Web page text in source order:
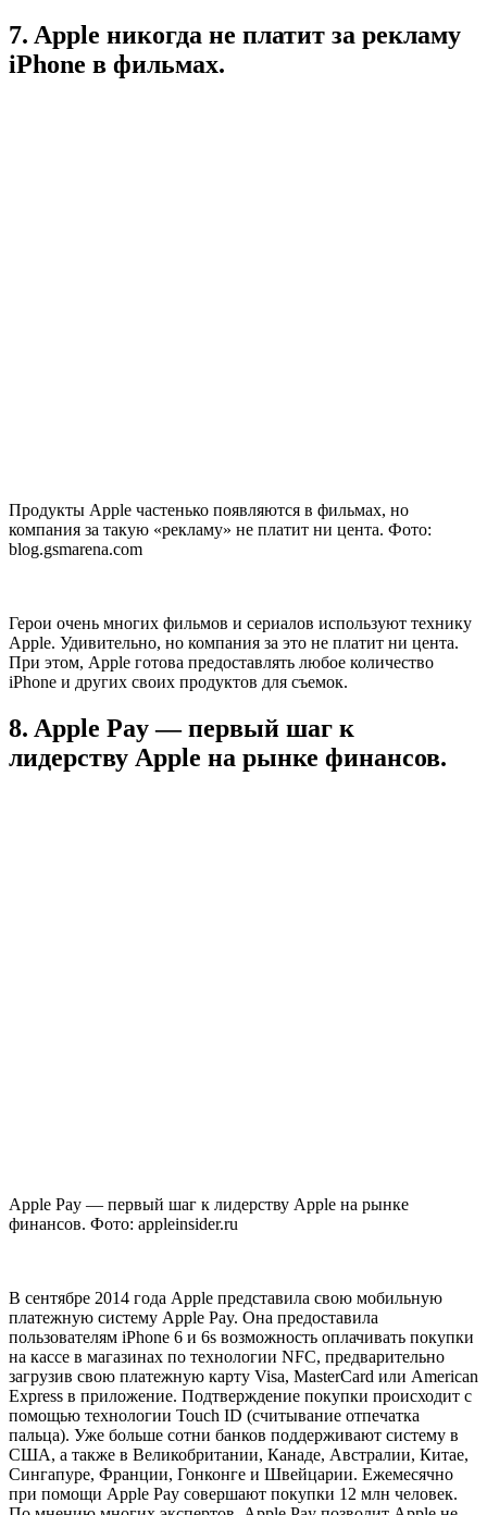
7. Apple никогда не платит за рекламу
iPhone в фильмах.
Продукты Apple частенько появляются в фильмах, но
компания за такую «рекламу» не платит ни цента. Фото:
blog.gsmarena.com
Герои очень многих фильмов и сериалов используют технику
Apple. Удивительно, но компания за это не платит ни цента.
При этом, Apple готова предоставлять любое количество
iPhone и других своих продуктов для съемок.
8. Apple Pay — первый шаг к
лидерству Apple на рынке финансов.
Apple Pay — первый шаг к лидерству Apple на рынке
финансов. Фото: appleinsider.ru
В сентябре 2014 года Apple представила свою мобильную
платежную систему Apple Pay. Она предоставила
пользователям iPhone 6 и 6s возможность оплачивать покупки
на кассе в магазинах по технологии NFC, предварительно
загрузив свою платежную карту Visa, MasterCard или American
Express в приложение. Подтверждение покупки происходит с
помощью технологии Touch ID (считывание отпечатка
пальца). Уже больше сотни банков поддерживают систему в
США, а также в Великобритании, Канаде, Австралии, Китае,
Сингапуре, Франции, Гонконге и Швейцарии. Ежемесячно
при помощи Apple Pay совершают покупки 12 млн человек.